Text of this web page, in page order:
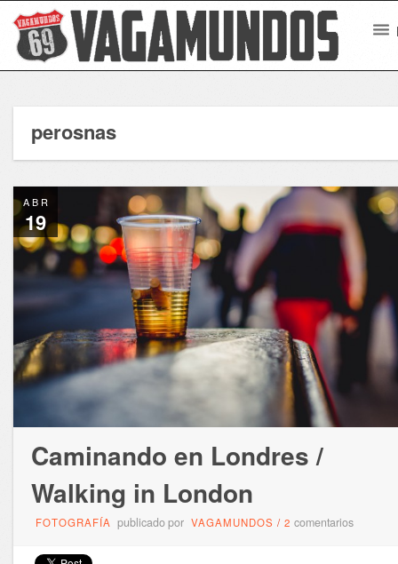
perosnas
ABR
19
Caminando en Londres /
Walking in London
FOTOGRAFÍA publicado por VAGAMUNDOS / 2 comentarios